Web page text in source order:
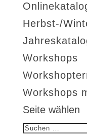
Herbst-/
Workshops
Workshops
Seite wählen